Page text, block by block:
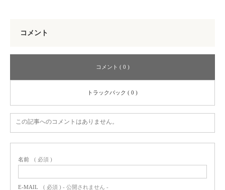
コメント
コメント ( 0 )
トラックバック ( 0 )
この記事へのコメントはありません。
名前 ( 必須 )
E-MAIL ( 必須 ) - 公開されません -